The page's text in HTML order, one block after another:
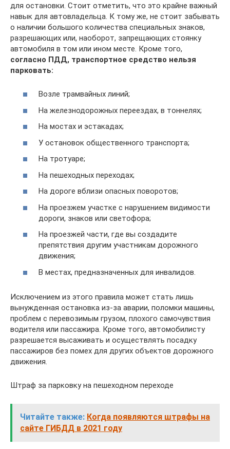
для остановки. Стоит отметить, что это крайне важный
навык для автовладельца. К тому же, не стоит забывать
о наличии большого количества специальных знаков,
разрешающих или, наоборот, запрещающих стоянку
автомобиля в том или ином месте. Кроме того,
согласно ПДД, транспортное средство нельзя
парковать:
Возле трамвайных линий;
На железнодорожных переездах, в тоннелях;
На мостах и эстакадах;
У остановок общественного транспорта;
На тротуаре;
На пешеходных переходах;
На дороге вблизи опасных поворотов;
На проезжем участке с нарушением видимости
дороги, знаков или светофора;
На проезжей части, где вы создадите
препятствия другим участникам дорожного
движения;
В местах, предназначенных для инвалидов.
Исключением из этого правила может стать лишь
вынужденная остановка из-за аварии, поломки машины,
проблем с перевозимым грузом, плохого самочувствия
водителя или пассажира. Кроме того, автомобилисту
разрешается высаживать и осуществлять посадку
пассажиров без помех для других объектов дорожного
движения.
Штраф за парковку на пешеходном переходе
Читайте также: Когда появляются штрафы на
сайте ГИБДД в 2021 году